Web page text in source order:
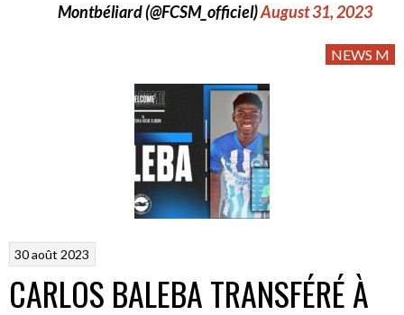
Montbéliard (@FCSM_officiel)August 31, 2023
NEWS M
30 août 2023
CARLOS BALEBA TRANSFÉRÉ À